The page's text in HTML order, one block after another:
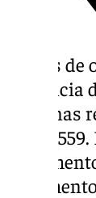
El mes
provincia
las
el